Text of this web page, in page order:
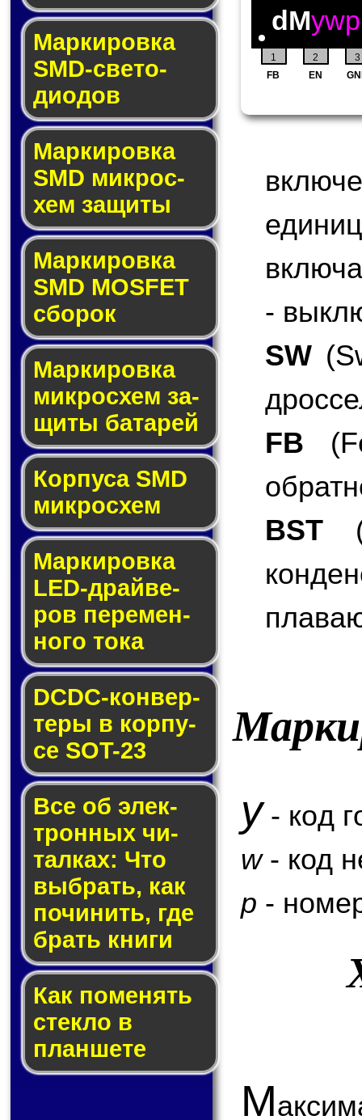
Маркировка
SMD-све­то­
дио­дов
Мар­ки­ров­ка
SMD мик­рос­
хем защиты
Мар­ки­ров­ка
SMD MOSFET
сбо­рок
Мар­ки­ров­ка
мик­ро­схем за­
щи­ты ба­та­рей
Корпуса SMD
мик­ро­схем
Маркировка
LED-драй­ве­
ров пе­ре­мен­
но­го то­ка
DCDC-кон­вер­
те­ры в кор­пу­
се SOT-23
Все об элек­
трон­ных чи­
тал­ках: Что
выб­рать, как
по­чи­нить, где
брать кни­ги
Как по­ме­нять
стек­ло в
планшете
1 2 3
FB EN
dMywp
-
SW
FB
BST
y- код
w- код
p -
М